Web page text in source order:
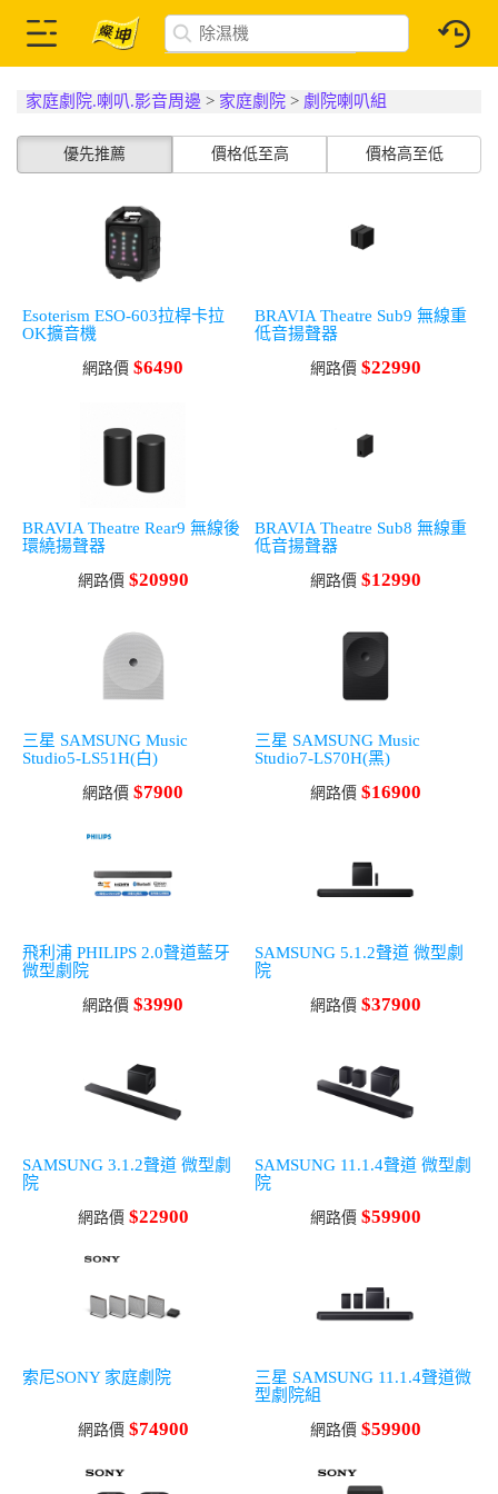
家庭劇院.喇叭.影音周邊 > 家庭劇院 > 劇院喇叭組
優先推薦 價格低至高 價格高至低
Esoterism ESO-603拉桿卡拉
OK擴音機
網路價 $6490
BRAVIA Theatre Sub9 無線重
低音揚聲器
網路價 $22990
BRAVIA Theatre Rear9 無線後
環繞揚聲器
網路價 $20990
BRAVIA Theatre Sub8 無線重
低音揚聲器
網路價 $12990
三星 SAMSUNG Music
Studio5-LS51H(白)
網路價 $7900
三星 SAMSUNG Music
Studio7-LS70H(黑)
網路價 $16900
飛利浦 PHILIPS 2.0聲道藍牙
微型劇院
網路價 $3990
SAMSUNG 5.1.2聲道 微型劇
院
網路價 $37900
SAMSUNG 3.1.2聲道 微型劇
院
網路價 $22900
SAMSUNG 11.1.4聲道 微型劇
院
網路價 $59900
索尼SONY 家庭劇院
網路價 $74900
三星 SAMSUNG 11.1.4聲道微
型劇院組
網路價 $59900